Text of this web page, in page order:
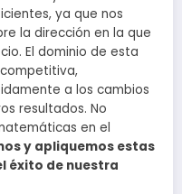
ya que nos
la dirección en la que
El dominio de esta
a los cambios
resultados. No
en el
y apliquemos estas
éxito de nuestra